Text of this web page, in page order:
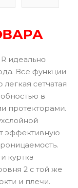
идеально
Все функции
сетчатая
в
протекторами.
эффективную
куртка
2 с той же
и плечи.